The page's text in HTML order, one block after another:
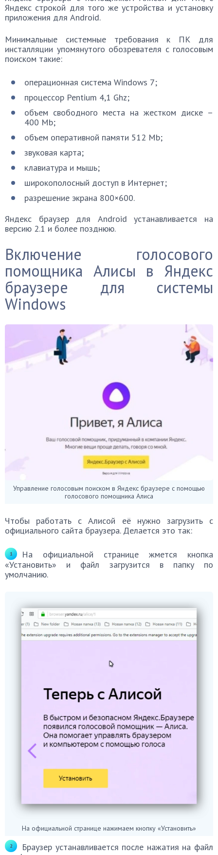
Яндекс строкой для того же устройства и установку
приложения для Android.
Минимальные системные требования к ПК для
инсталляции упомянутого обозревателя с голосовым
поиском такие:
операционная система Windows 7;
процессор Pentium 4,1 Ghz;
объем свободного места на жестком диске –
400 Mb;
объем оперативной памяти 512 Mb;
звуковая карта;
клавиатура и мышь;
широкополосный доступ в Интернет;
разрешение экрана 800×600.
Яндекс браузер для Android устанавливается на
версию 2.1 и более позднюю.
Включение голосового
помощника Алисы в Яндекс
браузере для системы
Windows
Управление голосовым поиском в Яндекс браузере с помощью
голосового помощника Алиса
Чтобы работать с Алисой её нужно загрузить с
официального сайта браузера. Делается это так:
На официальной странице жмется кнопка
«Установить» и файл загрузится в папку по
умолчанию.
На официальной странице нажимаем кнопку «Установить»
Браузер устанавливается после нажатия на файл